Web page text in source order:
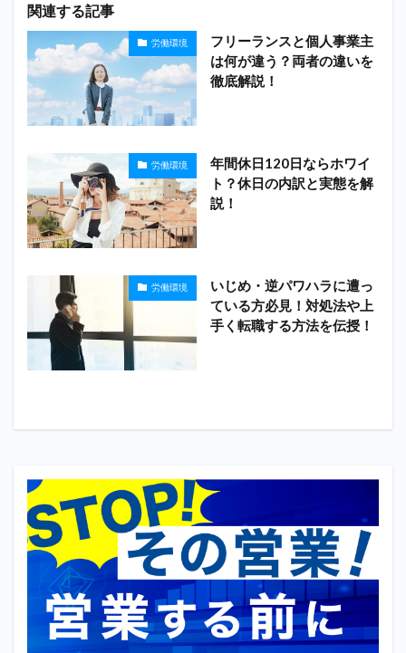
関連する記事
労働環境
フリーランスと個人事業主
は何が違う？両者の違いを
徹底解説！
労働環境
年間休日120日ならホワイ
ト？休日の内訳と実態を解
説！
労働環境
いじめ・逆パワハラに遭っ
ている方必見！対処法や上
手く転職する方法を伝授！